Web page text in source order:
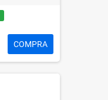
COMPRA